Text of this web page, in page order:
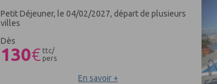
Petit Déjeuner, le 04/02/2027, départ de plusieurs
villes
Dès
130€ ttc/
pers
En savoir +